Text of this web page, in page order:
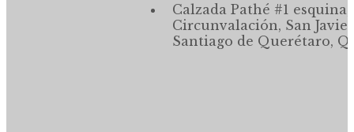
Calzada Pathé #1 esquina,
Circunvalación, San
Santiago de Querétaro,